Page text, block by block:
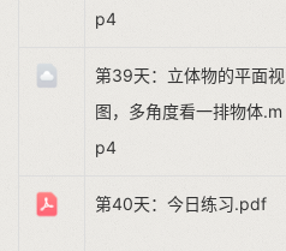
p4
第39天：立体物的平面视
图，多角度看一排物体.m
p4
第40天：今日练习.pdf